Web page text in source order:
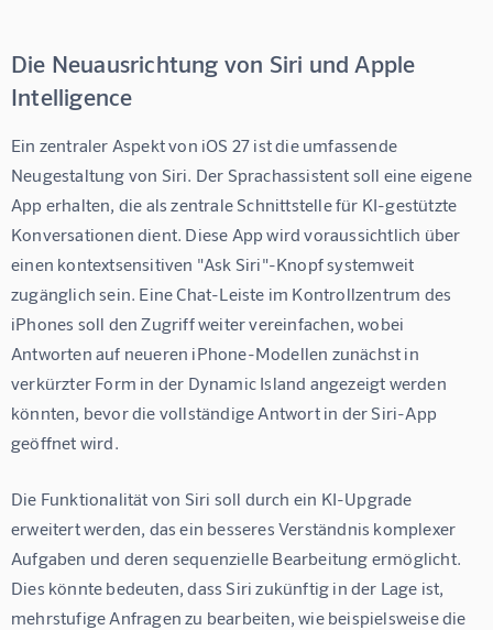
Die Neuausrichtung von Siri und Apple
Intelligence
Ein zentraler Aspekt von iOS 27 ist die umfassende
Neugestaltung von Siri. Der Sprachassistent soll eine eigene
App erhalten, die als zentrale Schnittstelle für KI-gestützte
Konversationen dient. Diese App wird voraussichtlich über
einen kontextsensitiven "Ask Siri"-Knopf systemweit
zugänglich sein. Eine Chat-Leiste im Kontrollzentrum des
iPhones soll den Zugriff weiter vereinfachen, wobei
Antworten auf neueren iPhone-Modellen zunächst in
verkürzter Form in der Dynamic Island angezeigt werden
könnten, bevor die vollständige Antwort in der Siri-App
geöffnet wird.
Die Funktionalität von Siri soll durch ein KI-Upgrade
erweitert werden, das ein besseres Verständnis komplexer
Aufgaben und deren sequenzielle Bearbeitung ermöglicht.
Dies könnte bedeuten, dass Siri zukünftig in der Lage ist,
mehrstufige Anfragen zu bearbeiten, wie beispielsweise die